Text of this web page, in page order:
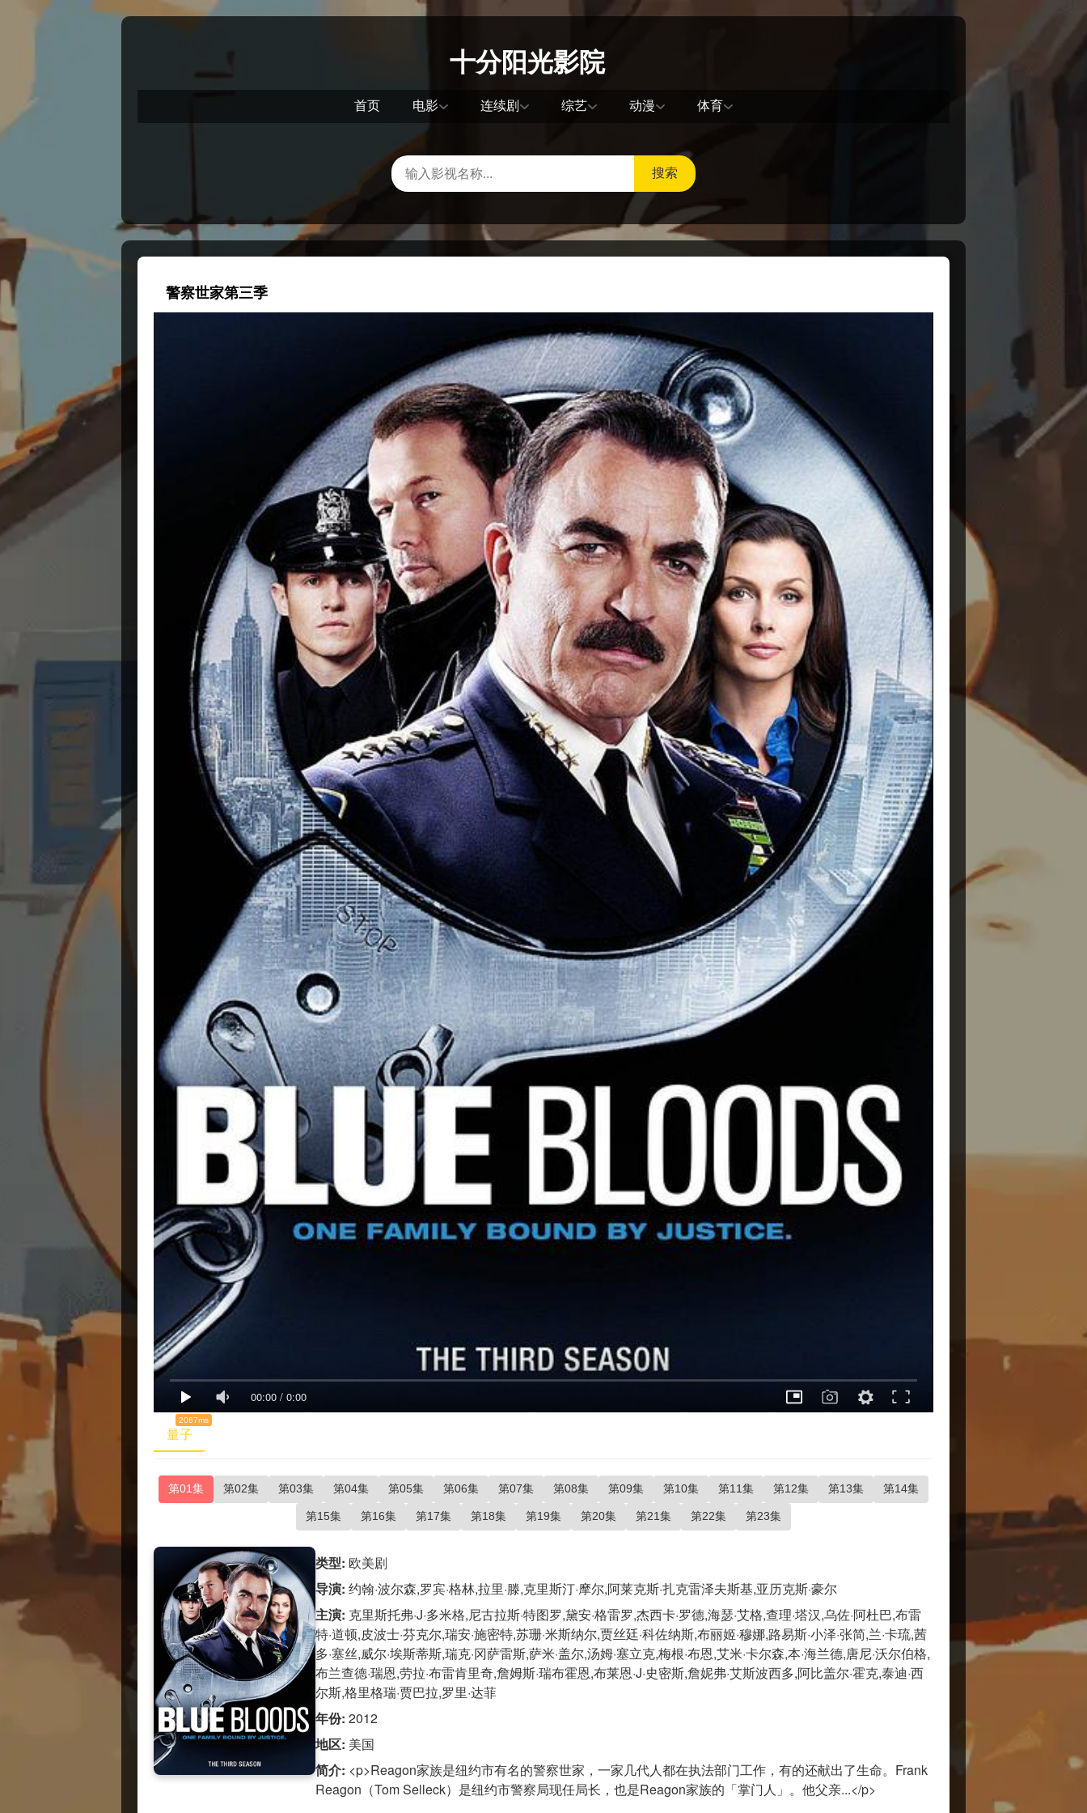
十分阳光影院
首页 电影 连续剧 综艺 动漫 体育
搜索
警察世家第三季
00:00 /0:00
量子
2067ms
第01集 第02集 第03集 第04集 第05集 第06集 第07集 第08集 第09集 第10集 第11集 第12集 第13集 第14集
第15集 第16集 第17集 第18集 第19集 第20集 第21集 第22集 第23集
类型: 欧美剧
导演: 约翰·波尔森,罗宾·格林,拉里·滕,克里斯汀·摩尔,阿莱克斯·扎克雷泽夫斯基,亚历克斯·豪尔
主演: 克里斯托弗·J·多米格,尼古拉斯·特图罗,黛安·格雷罗,杰西卡·罗德,海瑟·艾格,查理·塔汉,乌佐·阿杜巴,布雷
特·道顿,皮波士·芬克尔,瑞安·施密特,苏珊·米斯纳尔,贾丝廷·科佐纳斯,布丽姬·穆娜,路易斯·小泽·张简,兰·卡琉,茜
多·塞丝,威尔·埃斯蒂斯,瑞克·冈萨雷斯,萨米·盖尔,汤姆·塞立克,梅根·布恩,艾米·卡尔森,本·海兰德,唐尼·沃尔伯格,
布兰查德·瑞恩,劳拉·布雷肯里奇,詹姆斯·瑞布霍恩,布莱恩·J·史密斯,詹妮弗·艾斯波西多,阿比盖尔·霍克,泰迪·西
尔斯,格里格瑞·贾巴拉,罗里·达菲
年份: 2012
地区: 美国
简介: <p>Reagon家族是纽约市有名的警察世家，一家几代人都在执法部门工作，有的还献出了生命。Frank
Reagon（Tom Selleck）是纽约市警察局现任局长，也是Reagon家族的「掌门人」。他父亲...</p>